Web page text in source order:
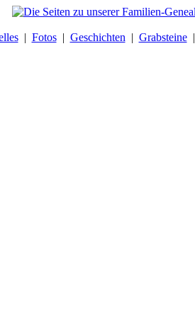
| Fotos| Geschichten | Grabsteine|